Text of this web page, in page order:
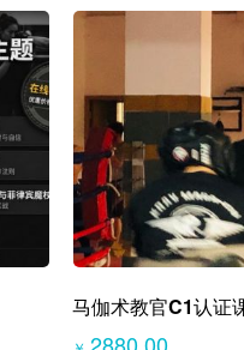
马伽术教官C1认证
2880.00